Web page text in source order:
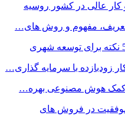
تعریف، مفهوم و روش های…
برای موفقیت در فروش های